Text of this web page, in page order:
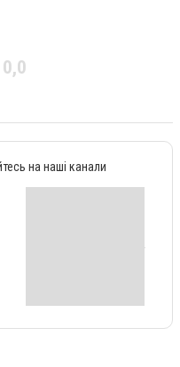
0,0
на наші канали